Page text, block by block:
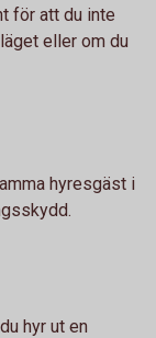
för att du inte
eller om du
hyresgäst i
hyr ut en